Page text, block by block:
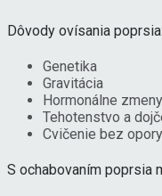
Dôvody ovísania poprsia:
Genetika
Gravitácia
Hormonálne zmeny
Tehotenstvo a
Cvičenie bez opory
S ochabovaním poprsia